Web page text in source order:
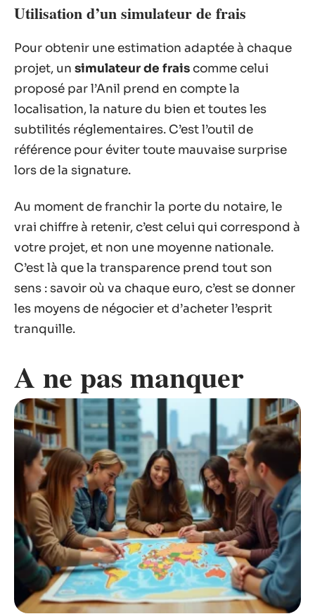
Utilisation d’un simulateur de frais
Pour obtenir une estimation adaptée à chaque
projet, un simulateur de frais comme celui
proposé par l’Anil prend en compte la
localisation, la nature du bien et toutes les
subtilités réglementaires. C’est l’outil de
référence pour éviter toute mauvaise surprise
lors de la signature.
Au moment de franchir la porte du notaire, le
vrai chiffre à retenir, c’est celui qui correspond à
votre projet, et non une moyenne nationale.
C’est là que la transparence prend tout son
sens : savoir où va chaque euro, c’est se donner
les moyens de négocier et d’acheter l’esprit
tranquille.
A ne pas manquer